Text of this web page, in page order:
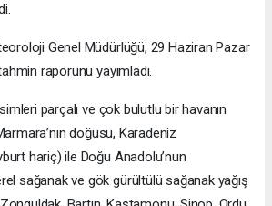
Genel Müdürlüğü, 29 Haziran Pazar
raporunu yayımladı.
parçalı ve çok bulutlu bir havanın
doğusu, Karadeniz
hariç) ile Doğu Anadolu’nun
sağanak ve gök gürültülü sağanak yağış